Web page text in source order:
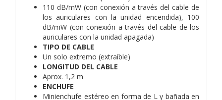
110 dB/mW (con conexión a través del cable de
los auriculares con la unidad encendida), 100
dB/mW (con conexión a través del cable de los
auriculares con la unidad apagada)
TIPO DE CABLE
Un solo extremo (extraíble)
LONGITUD DEL CABLE
Aprox. 1,2 m
ENCHUFE
Minienchufe estéreo en forma de L y bañada en